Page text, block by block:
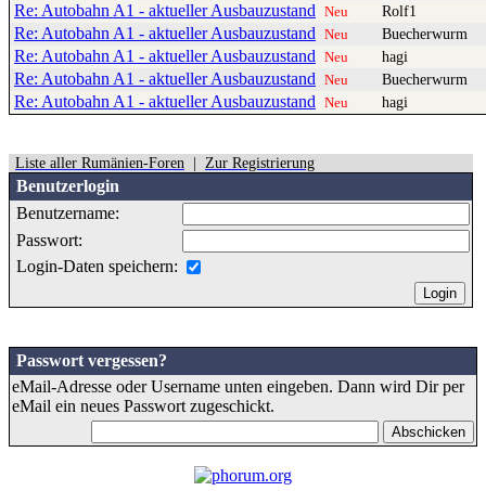
Re: Autobahn A1 - aktueller Ausbauzustand Neu Rolf1
Re: Autobahn A1 - aktueller Ausbauzustand Neu Buecherwurm
Re: Autobahn A1 - aktueller Ausbauzustand Neu hagi
Re: Autobahn A1 - aktueller Ausbauzustand Neu Buecherwurm
Re: Autobahn A1 - aktueller Ausbauzustand Neu hagi
Liste aller Rumänien-Foren Zur Registrierung
Benutzerlogin
Benutzername:
Passwort:
Login-Daten speichern:
Passwort vergessen?
eMail-Adresse oder Username unten eingeben. Dann wird Dir per
eMail ein neues Passwort zugeschickt.